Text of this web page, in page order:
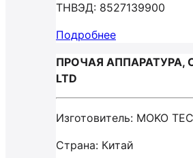
ТНВЭД: 8527139900
Подробнее
ПРОЧАЯ
LTD
Изготовитель: MOKO
Страна: Китай